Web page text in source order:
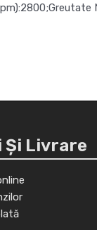
Și Livrare